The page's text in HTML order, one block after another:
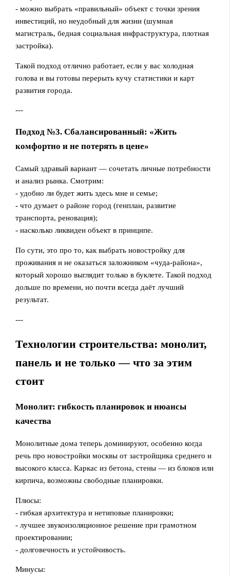
- можно выбрать «правильный» объект с точки зрения
инвестиций, но неудобный для жизни (шумная
магистраль, бедная социальная инфраструктура, плотная
застройка).
Такой подход отлично работает, если у вас холодная
голова и вы готовы перерыть кучу статистики и карт
развития города.
---
Подход №3. Сбалансированный: «Жить
комфортно и не потерять в цене»
Самый здравый вариант — сочетать личные потребности
и анализ рынка. Смотрим:
- удобно ли будет жить здесь мне и семье;
- что думает о районе город (генплан, развитие
транспорта, реновация);
- насколько ликвиден объект в принципе.
По сути, это про то, как выбрать новостройку для
проживания и не оказаться заложником «чуда-района»,
который хорошо выглядит только в буклете. Такой подход
дольше по времени, но почти всегда даёт лучший
результат.
---
Технологии строительства: монолит,
панель и не только — что за этим
стоит
Монолит: гибкость планировок и нюансы
качества
Монолитные дома теперь доминируют, особенно когда
речь про новостройки москвы от застройщика среднего и
высокого класса. Каркас из бетона, стены — из блоков или
кирпича, возможны свободные планировки.
Плюсы:
- гибкая архитектура и нетиповые планировки;
- лучшее звукоизоляционное решение при грамотном
проектировании;
- долговечность и устойчивость.
Минусы: